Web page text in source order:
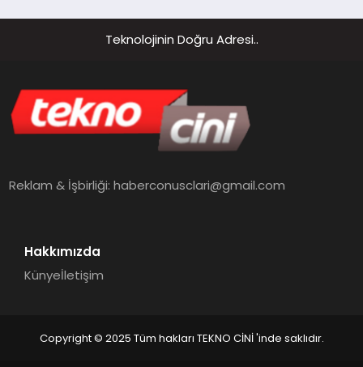
Teknolojinin Doğru Adresi..
Reklam & İşbirliği:haberconusclari@gmail.com
Hakkımızda
Künyeİletişim
Copyright © 2025 Tüm hakları TEKNO CİNİ 'inde saklıdır.